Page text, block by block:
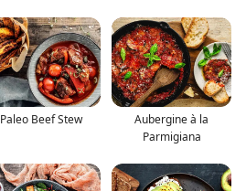
Paleo Beef Stew
Aubergine à la
Parmigiana